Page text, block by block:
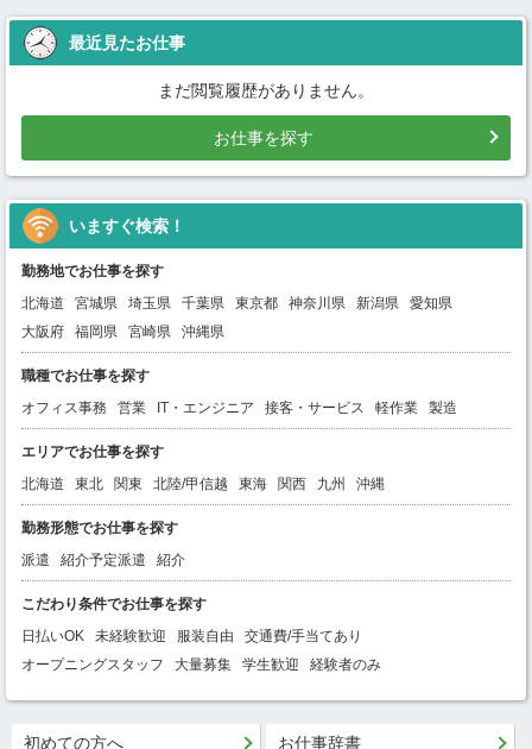
最近見たお仕事
まだ閲覧履歴がありません。
お仕事を探す
いますぐ検索！
勤務地でお仕事を探す
北海道
宮城県 埼玉県 千葉県 東京都 神奈川県 新潟県
愛知県
大阪府
福岡県 宮崎県 沖縄県
職種でお仕事を探す
オフィス事務
営業 IT・エンジニア 接客・サービス 軽作業 製造
エリアでお仕事を探す
北海道
東北 関東 北陸/甲信越 東海 関西 九州 沖縄
勤務形態でお仕事を探す
派遣
紹介予定派遣 紹介
こだわり条件でお仕事を探す
日払いOK
未経験歓迎 服装自由
交通費/手当てあり
オープニングスタッフ
大量募集 学生歓迎 経験者のみ
初めての方へ お仕事辞書